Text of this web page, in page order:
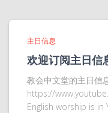
主日信息
欢迎订阅主日信
教会中文堂的主日信
https://
English worship is